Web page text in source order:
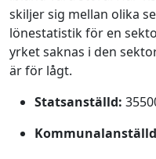
skiljer sig mellan olika
lönestatistik för en
yrket saknas i den
är för lågt.
Statsanställd:
Kommunalanställd